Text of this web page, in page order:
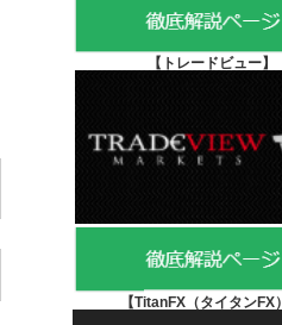
【 トレードビュー】
【TitanFX（タイタンFX）